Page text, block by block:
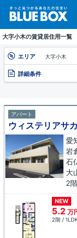
大字小木の賃貸居住用一覧
エリア 大字小木
詳細条件
アパート
ウィステリアサ
愛
岩
石
大
2
NEW
5.2 万
2階 /